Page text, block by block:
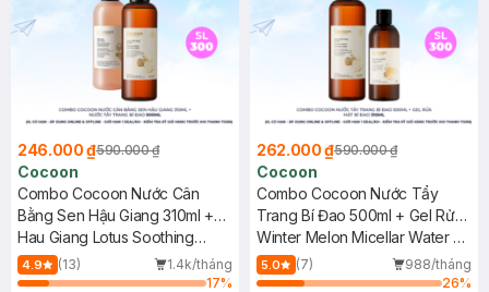
246.000 ₫590.000 ₫
Cocoon
Combo Cocoon Nước Cân
Bằng Sen Hậu Giang 310ml +
Nước Tẩy Trang Bí Đao 500ml
Hau Giang Lotus Soothing
Toner + Winter Melon Micellar
Water
4.9 (13)
1.4k/tháng
17%
262.000 ₫590.000 ₫
Cocoon
Combo Cocoon Nước Tẩy
Trang Bí Đao 500ml + Gel Rửa
Mặt Bí Đao 310ml
Winter Melon Micellar Water &
Winter Melon Cleanser
5.0 (7)
988/tháng
26%